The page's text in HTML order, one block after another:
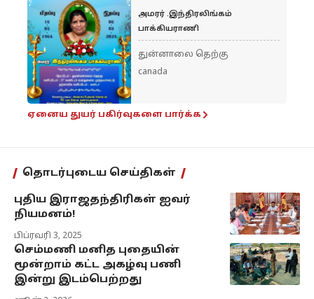
அமரர் .இந்திரலிங்கம்
பாக்கியராணி
துன்னாலை தெற்கு
canada
ஏனைய துயர் பகிர்வுகளை பார்க்க
தொடர்புடைய செய்திகள்
புதிய இராஜதந்திரிகள் ஐவர்
நியமனம்!
பிப்ரவரி 3, 2025
செம்மணி மனித புதையின்
மூன்றாம் கட்ட அகழ்வு பணி
இன்று இடம்பெற்றது